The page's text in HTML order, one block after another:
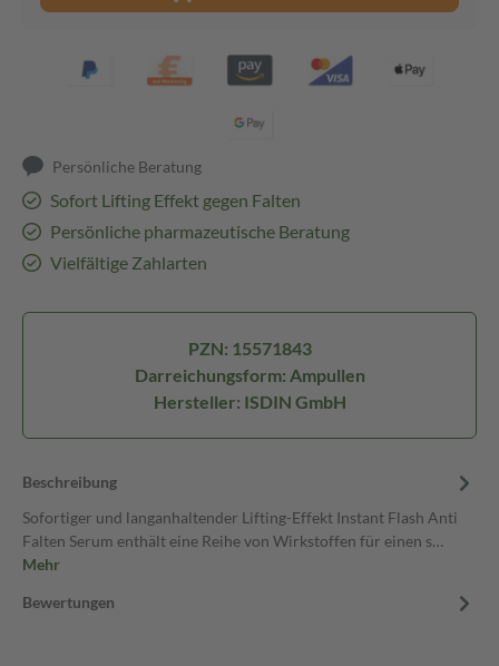
Persönliche Beratung
Sofort Lifting Effekt gegen Falten
Persönliche pharmazeutische Beratung
Vielfältige Zahlarten
PZN: 15571843
Darreichungsform: Ampullen
Hersteller: ISDIN GmbH
Beschreibung
Sofortiger und langanhaltender Lifting-Effekt Instant Flash Anti
Falten Serum enthält eine Reihe von Wirkstoffen für einen s…
Mehr
Bewertungen